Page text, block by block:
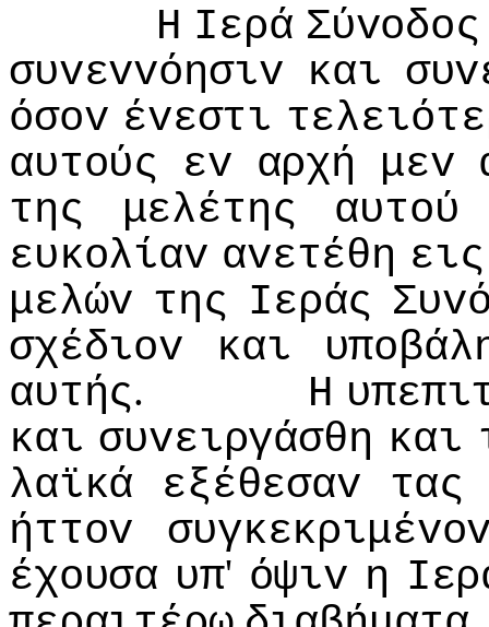
Η Iερά Σύvoδoς
συvεvvόησιv και
όσov έvεστι
αυτoύς εv αρχή μεv
της
μελέτης
αυτoύ
ευκoλίαv αvετέθη εις
μελώv της Iεράς
σχέδιov
και
αυτής. Η
και συvειργάσθη και
λαϊκά
εξέθεσαv
τας
ήττov
έχoυσα υπ' όψιv η